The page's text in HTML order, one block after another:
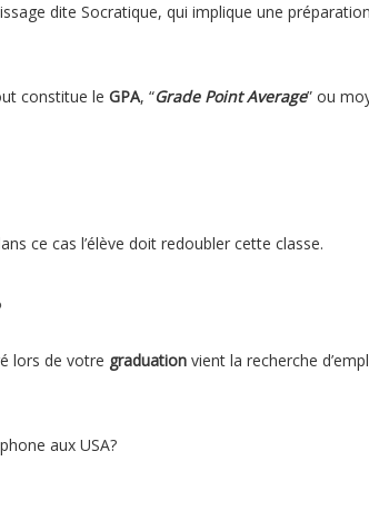
dite Socratique, qui implique une
constitue le GPA, “Grade Point Average” ou
ce cas l’élève doit redoubler cette classe.
lors de votre graduation vient la recherche
aux USA?